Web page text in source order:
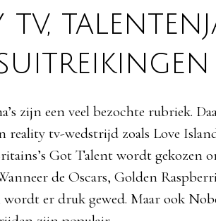
tv,
zijn een veel bezochte rubriek.
reality tv-wedstrijd zoals Love
Got Talent wordt gekozen
de Oscars, Golden
wordt er druk gewed. Maar ook